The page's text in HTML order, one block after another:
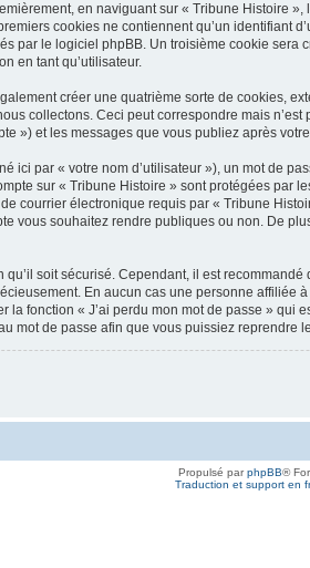
en naviguant sur « Tribune Histoire
cookies ne contiennent qu’un identifiant
par le logiciel phpBB. Un troisième cookie
en tant qu’utilisateur.
créer une quatrième sorte de cookies,
collectons. Ceci peut correspondre mais
») et les messages que vous publiez après
ici par « votre nom d’utilisateur »), un mot de
sur « Tribune Histoire » sont protégées
courrier électronique requis par « Tribune
vous souhaitez rendre publiques ou non. De
soit sécurisé. Cependant, il est
En aucun cas une personne
fonction « J’ai perdu mon mot de passe »
mot de passe afin que vous puissiez reprendre
Propulsé parphpBB®
Traduction et support en